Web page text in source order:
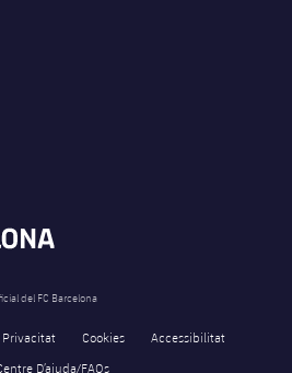
del FC Barcelona
Privacitat Cookies
Accessibilitat
D’ajuda/FAQs